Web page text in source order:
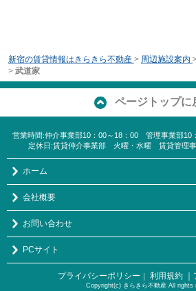
新宿の賃貸情報はきらきら不動産 > 周辺施設案内
> 武道家
ページトップに
営業時間:仲介事業部10：00～18：00 管理事業部10
定休日:賃貸仲介事業部 火曜・水曜 賃貸管理
ホーム
会社概要
お問い合わせ
PCサイト
プライバシーポリシー ｜ 利用規約
Copyright(c) きらきら不動産 All rights